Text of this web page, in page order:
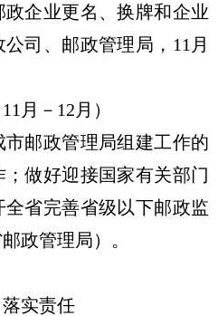
企业更名、换牌和企业
司、邮政管理局，11月
－12月）
邮政管理局组建工作的
做好迎接国家有关部门
省完善省级以下邮政监
政管理局）。
实责任